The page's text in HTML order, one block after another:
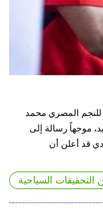
للنجم المصري محمد
موجهاً رسالة إلى
قد أعلن أن
التحقيقات السياحية